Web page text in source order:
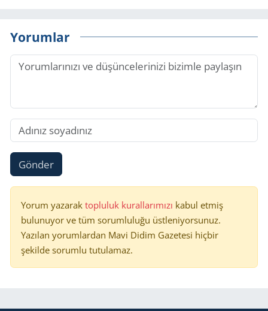
Yorumlar
Gönder
Yorum yazarak topluluk kurallarımızı kabul etmiş
bulunuyor ve tüm sorumluluğu üstleniyorsunuz.
Yazılan yorumlardan Mavi Didim Gazetesi hiçbir
şekilde sorumlu tutulamaz.